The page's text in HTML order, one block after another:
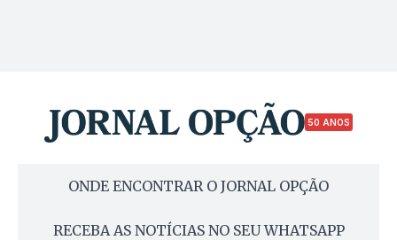
50 ANOS
ONDE ENCONTRAR O JORNAL OPÇÃO
RECEBA AS NOTÍCIAS NO SEU WHATSAPP